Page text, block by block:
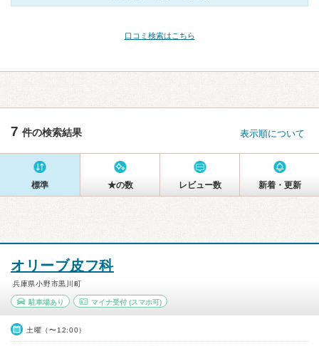
口コミ検索はこちら
7 件の検索結果 表示順について
標準 ★の数 レビュー数 新着・更新
オリーブ皮フ科
兵庫県小野市黒川町
駐車場あり マイナ受付(スマホ可)
土曜（〜12:00）